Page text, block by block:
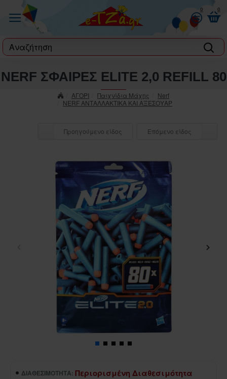
0 0
label
ΑΓΟΡΙ Παιχνίδια Μάχης
Nerf
NERF ΑΝΤΑΛΛΑΚΤΙΚΑ ΚΑΙ ΑΞΕΣΟΥΑΡ
NERF ΣΦΑΙΡΕΣ ELITE 2,0 REFILL 80
Προηγούμενο είδος Επόμενο είδος
ΔΙΑΘΕΣΙΜΌΤΗΤΑ: Περιορισμένη Διαθεσιμότητα